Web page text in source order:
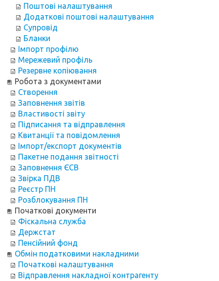
Поштові налаштування
Додаткові поштові налаштування
Супровід
Бланки
Імпорт профілю
Мережевий профіль
Резервне копіювання
Робота з документами
Створення
Заповнення звітів
Властивості звіту
Підписання та відправлення
Квитанції та повідомлення
Імпорт/експорт документів
Пакетне подання звітності
Заповнення ЄСВ
Звірка ПДВ
Реєстр ПН
Розблокування ПН
Початкові документи
Фіскальна служба
Держстат
Пенсійний фонд
Обмін податковими накладними
Початкові налаштування
Відправлення накладної контрагенту